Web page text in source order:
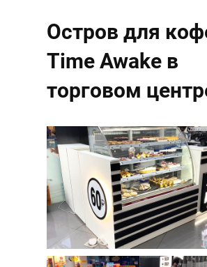
Остров для
Time Awake в
торговом